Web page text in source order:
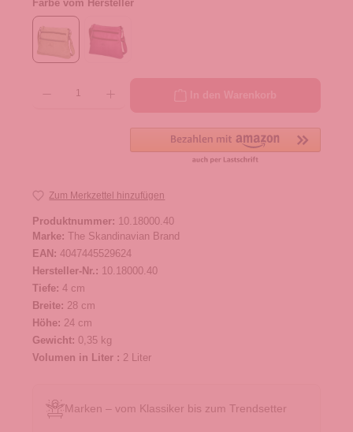
Farbe vom Hersteller
Zum Merkzettel hinzufügen
Produktnummer: 10.18000.40
Marke: The Skandinavian Brand
EAN: 4047445529624
Hersteller-Nr.: 10.18000.40
Tiefe: 4 cm
Breite: 28 cm
Höhe: 24 cm
Gewicht: 0,35 kg
Volumen in Liter : 2 Liter
Marken – vom Klassiker bis zum Trendsetter